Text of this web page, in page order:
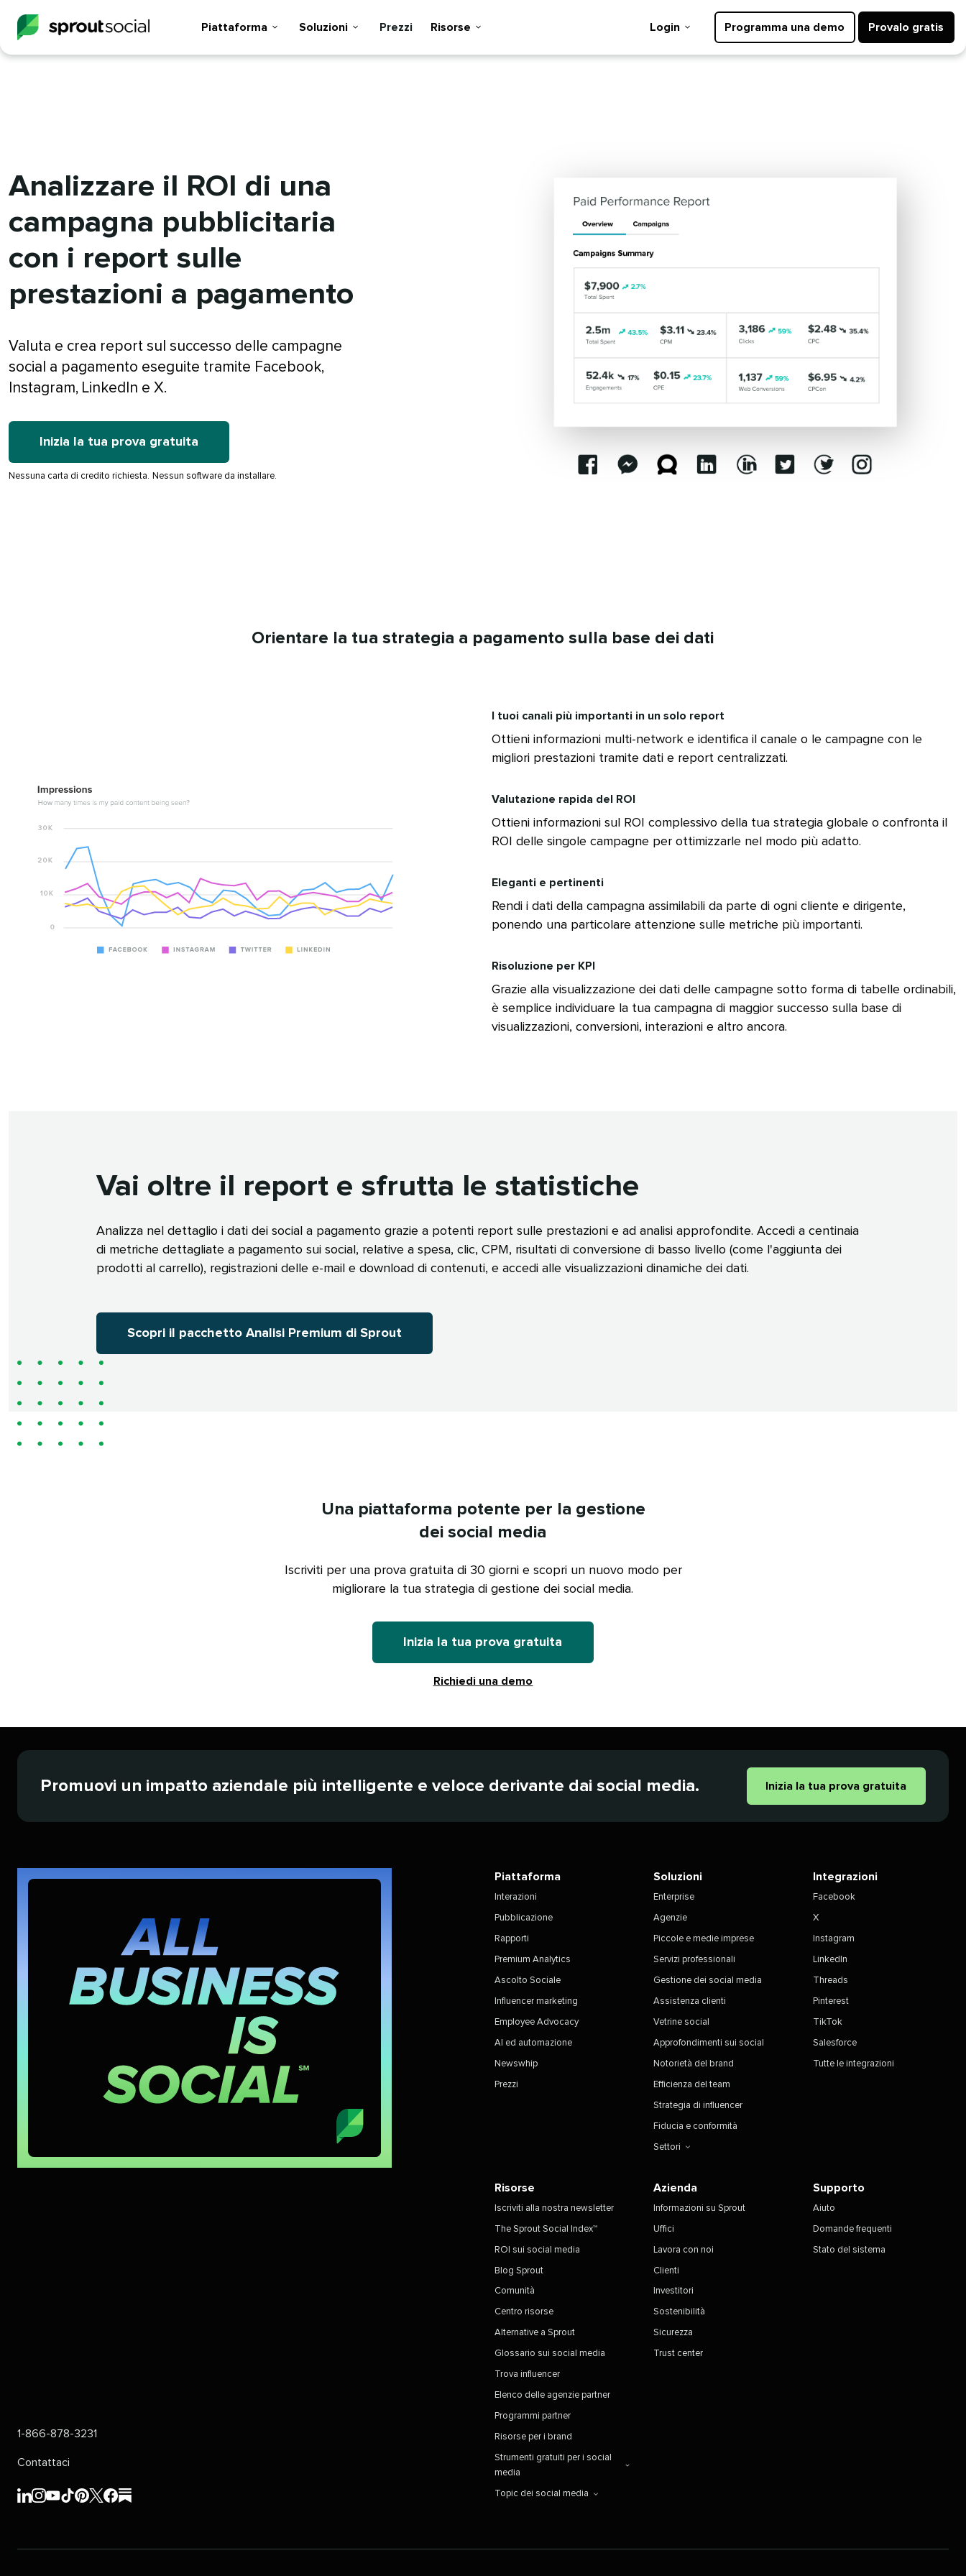
Piattaforma​​ Soluzioni​​ Prezzi​​ Risorse​​ Login​​ Programma una demo​​ Provalo gratis​​
Analizzare il ROI di una
campagna pubblicitaria
con i report sulle
prestazioni a pagamento​​
Valuta e crea report sul successo delle campagne
social a pagamento eseguite tramite Facebook,
Instagram, LinkedIn e X.​​
Inizia la tua prova gratuita​​
Nessuna carta di credito richiesta.​​ Nessun software da installare.​​
Orientare la tua strategia a pagamento sulla base dei dati​​
I tuoi canali più importanti in un solo report​​
Ottieni informazioni multi-network e identifica il canale o le campagne con le
migliori prestazioni tramite dati e report centralizzati.​​
Valutazione rapida del ROI​​
Ottieni informazioni sul ROI complessivo della tua strategia globale o confronta il
ROI delle singole campagne per ottimizzarle nel modo più adatto.​​
Eleganti e pertinenti​​
Rendi i dati della campagna assimilabili da parte di ogni cliente e dirigente,
ponendo una particolare attenzione sulle metriche più importanti.​​
Risoluzione per KPI​​
Grazie alla visualizzazione dei dati delle campagne sotto forma di tabelle ordinabili,
è semplice individuare la tua campagna di maggior successo sulla base di
visualizzazioni, conversioni, interazioni e altro ancora.​​
Vai oltre il report e sfrutta le statistiche​​
Analizza nel dettaglio i dati dei social a pagamento grazie a potenti report sulle prestazioni e ad analisi approfondite. Accedi a centinaia
di metriche dettagliate a pagamento sui social, relative a spesa, clic, CPM, risultati di conversione di basso livello (come l'aggiunta dei
prodotti al carrello), registrazioni delle e-mail e download di contenuti, e accedi alle visualizzazioni dinamiche dei dati.​​
Scopri il pacchetto Analisi Premium di Sprout​​
Una piattaforma potente per la gestione
dei social media​​
Iscriviti per una prova gratuita di 30 giorni e scopri un nuovo modo per
migliorare la tua strategia di gestione dei social media.​​
Inizia la tua prova gratuita​​
Richiedi una demo​​
Promuovi un impatto aziendale più intelligente e veloce derivante dai social media.​​ Inizia la tua prova gratuita​​
1-866-878-3231​​
Contattaci​​
Sprout
LinkedIn​​
Sprout
Instagram​​
Sprout
YouTube​​
Sprout
TikTok​​
Sprout
Pinterest​​
Sprout
X​​
Sprout
Facebook​​
Sprout
substack​​
Piattaforma​​
Interazioni​​
Pubblicazione​​
Rapporti​​
Premium Analytics​​
Ascolto Sociale​​
Influencer marketing​​
Employee Advocacy​​
AI ed automazione​​
Newswhip​​
Prezzi​​
Soluzioni​​
Enterprise​​
Agenzie​​
Piccole e medie imprese​​
Servizi professionali​​
Gestione dei social media​​
Assistenza clienti​​
Vetrine social​​
Approfondimenti sui social​​
Notorietà del brand​​
Efficienza del team​​
Strategia di influencer​​
Fiducia e conformità​​
Settori​​
Integrazioni​​
Facebook​​
X​​
Instagram​​
LinkedIn​​
Threads​​
Pinterest​​
TikTok​​
Salesforce​​
Tutte le integrazioni​​
Risorse​​
Iscriviti alla nostra newsletter​​
The Sprout Social Index™​​
ROI sui social media​​
Blog Sprout​​
Comunità​​
Centro risorse​​
Alternative a Sprout​​
Glossario sui social media​​
Trova influencer​​
Elenco delle agenzie partner​​
Programmi partner​​
Risorse per i brand​​
Strumenti gratuiti per i social
media​​
Topic dei social media​​
Azienda​​
Informazioni su Sprout​​
Uffici​​
Lavora con noi​​
Clienti​​
Investitori​​
Sostenibilità​​
Sicurezza​​
Trust center​​
Supporto​​
Aiuto​​
Domande frequenti​​
Stato del sistema​​